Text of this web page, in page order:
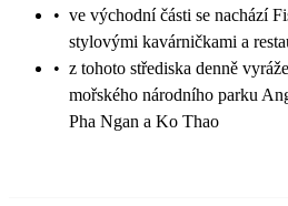
• ve východní části se nachází
stylovými kavárničkami a
• z tohoto střediska denně
mořského národního parku
Pha Ngan a Ko Thao